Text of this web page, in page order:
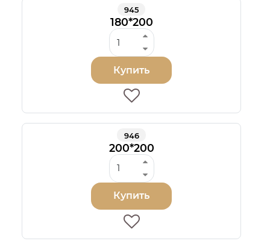
945
180*200
Купить
946
200*200
Купить